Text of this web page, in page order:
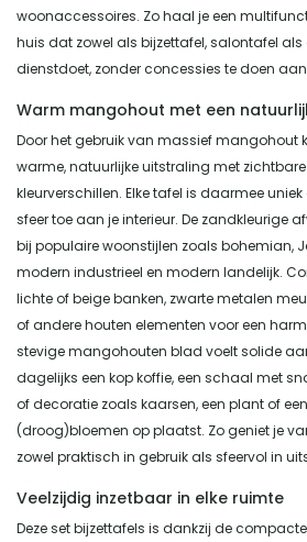
woonaccessoires. Zo haal je een
huis dat zowel als bijzettafel, salontafel
dienstdoet, zonder concessies te doen
Warm mangohout met een
Door het gebruik van massief mangohout
warme, natuurlijke uitstraling met
kleurverschillen. Elke tafel is daarmee
sfeer toe aan je interieur. De zandkleurige
bij populaire woonstijlen zoals bohemian,
modern industrieel en modern landelijk.
lichte of beige banken, zwarte metalen
of andere houten elementen voor een
stevige mangohouten blad voelt solide
dagelijks een kop koffie, een schaal met
of decoratie zoals kaarsen, een plant of
(droog)bloemen op plaatst. Zo geniet je
zowel praktisch in gebruik als sfeervol in
Veelzijdig inzetbaar in elke ruimte
Deze set bijzettafels is dankzij de